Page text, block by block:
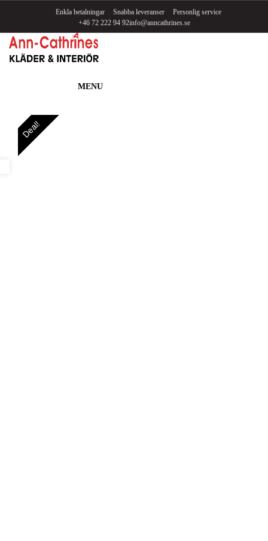
+46 72 222 94 92
Enkla betalningar Snabba leveranser
Personlig service
info@anncathrines.se
MENU
Deal!